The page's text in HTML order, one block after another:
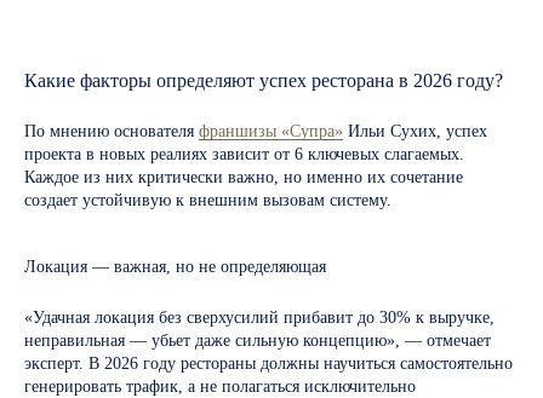
Какие факторы определяют успех ресторана в 2026 году?
По мнению основателя франшизы «Супра» Ильи Сухих, успех
проекта в новых реалиях зависит от 6 ключевых слагаемых.
Каждое из них критически важно, но именно их сочетание
создает устойчивую к внешним вызовам систему.
Локация — важная, но не определяющая
«Удачная локация без сверхусилий прибавит до 30% к выручке,
неправильная — убьет даже сильную концепцию», — отмечает
эксперт. В 2026 году рестораны должны научиться самостоятельно
генерировать трафик, а не полагаться исключительно